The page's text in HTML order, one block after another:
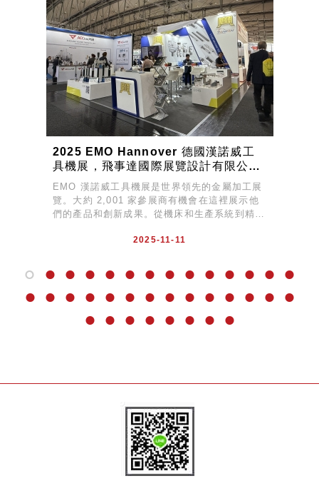
2025 EMO Hannover 德國漢諾威工
具機展，飛事達國際展覽設計有限公
司，www.vistargp.com
EMO 漢諾威工具機展是世界領先的金屬加工展
覽。大約 2,001 家參展商有機會在這裡展示他
們的產品和創新成果。從機床和生產系統到精密
2025-11-11
1 2 3 4 5 6 7 8 9 10 11 12 13
15
16 17 18 19 20 21 22 23 24 25 26 27
29
30 31 32 33 34 35